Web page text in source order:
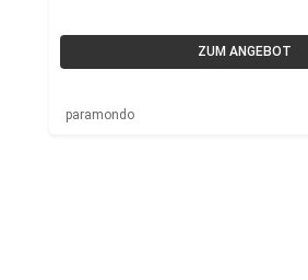
ZUM ANGEBOT
paramondo